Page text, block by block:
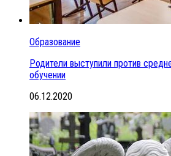
Образование
Родители выступили против
обучении
06.12.2020